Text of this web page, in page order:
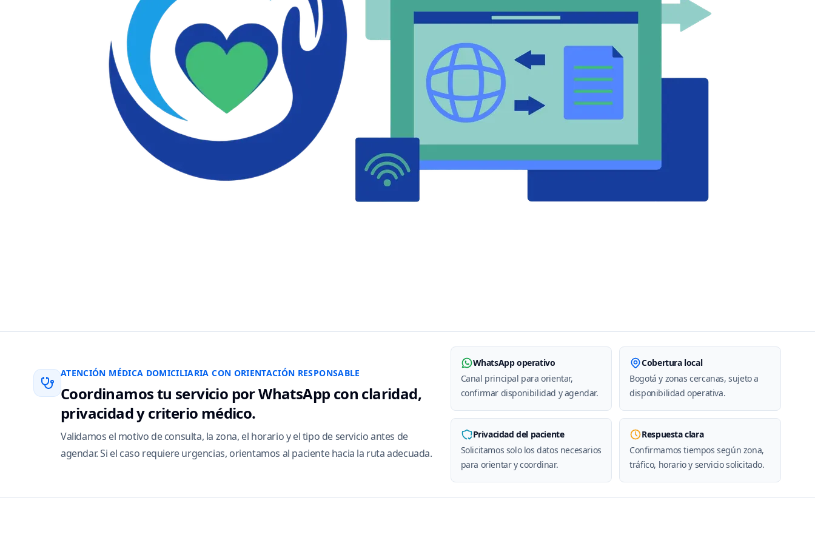
ATENCIÓN MÉDICA DOMICILIARIA CON ORIENTACIÓN RESPONSABLE
Coordinamos tu servicio por WhatsApp con claridad,
privacidad y criterio médico.
Validamos el motivo de consulta, la zona, el horario y el tipo de servicio antes de
agendar. Si el caso requiere urgencias, orientamos al paciente hacia la ruta adecuada.
WhatsApp operativo
Canal principal para orientar,
confirmar disponibilidad y agendar.
Cobertura local
Bogotá y zonas cercanas, sujeto a
disponibilidad operativa.
Privacidad del paciente
Solicitamos solo los datos necesarios
para orientar y coordinar.
Respuesta clara
Confirmamos tiempos según zona,
tráfico, horario y servicio solicitado.